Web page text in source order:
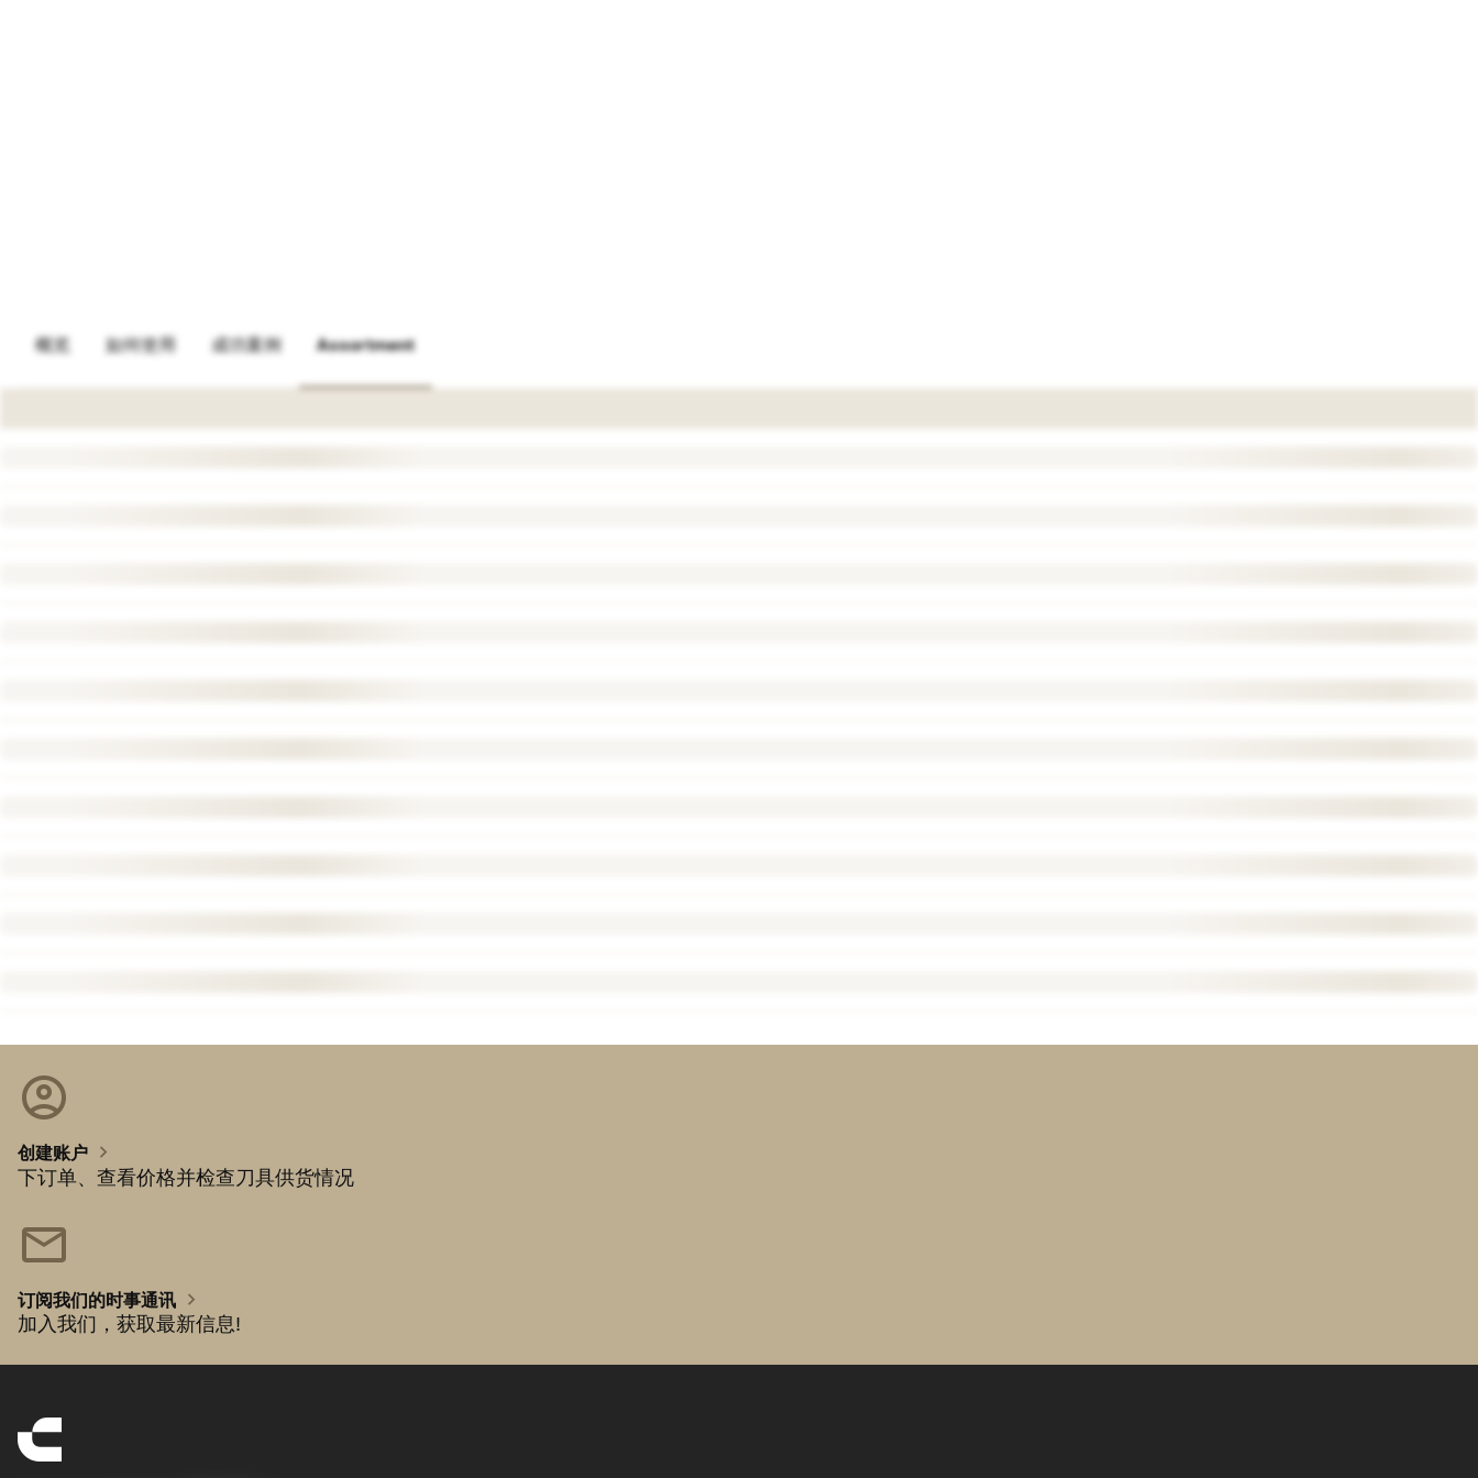
概览 如何使用 成功案例 Assortment
account_circle
创建账户 chevron_right
下订单、查看价格并检查刀具供货情况
mail
订阅我们的时事通讯 chevron_right
加入我们，获取最新信息!